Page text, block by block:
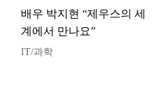
배우 박지현 “제우스의 세
계에서 만나요”
IT/과학